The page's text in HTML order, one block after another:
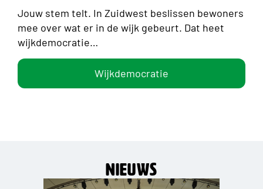
Jouw stem telt. In Zuidwest beslissen bewoners
mee over wat er in de wijk gebeurt. Dat heet
wijkdemocratie…
Wijkdemocratie
Nieuws